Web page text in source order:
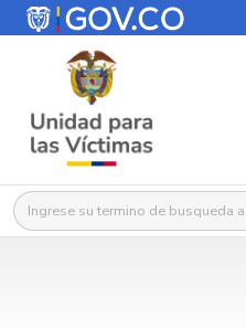
Buscar: